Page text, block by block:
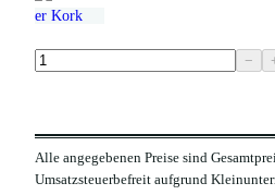
H
d
y
h
−
Alle angegebenen Preise sind
Umsatzsteuerbefreit aufgrund